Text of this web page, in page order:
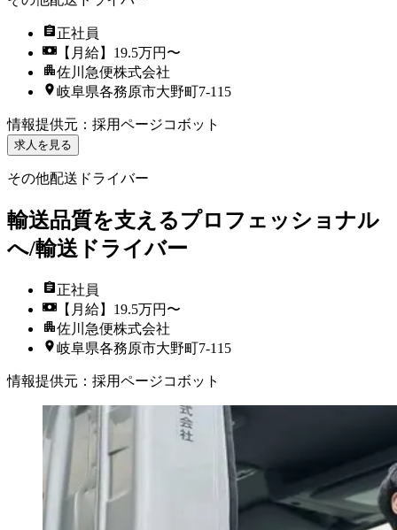
正社員
【月給】19.5万円〜
佐川急便株式会社
岐阜県各務原市大野町7-115
情報提供元 ： 採用ページコボット
求人を見る
その他配送ドライバー
輸送品質を支えるプロフェッショナル
へ/輸送ドライバー
正社員
【月給】19.5万円〜
佐川急便株式会社
岐阜県各務原市大野町7-115
情報提供元 ： 採用ページコボット